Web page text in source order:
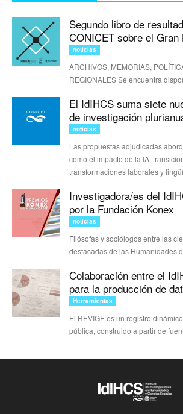
Segundo libro de
CONICET sobre el Gran
noticias
ARCHIVOS, MEMORIAS,
REGIONALES Se encuentra
El IdIHCS suma siete
de investigación
noticias
Las propuestas adjudicadas
como el impacto de la IA,
transformaciones laborales y
Investigadora/es del
por la Fundación Konex
noticias
Filósofas y sociólogos entre las
destacadas de las Humanidades
Colaboración entre el
para la producción de
Herramientas
El REVIGE es un registro
pública, construido a partir de